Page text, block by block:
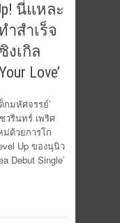
นี่แหละ
สำเร็จ
งเกิล
Love’
กมหัศจรรย์’
วรินทร์ เพริศ
ม่ด้วยการโก
Up ของนุนิว
Debut Single’